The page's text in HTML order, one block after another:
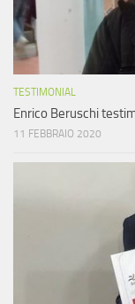
TESTIMONIAL
Enrico Beruschi
11 FEBBRAIO 2020